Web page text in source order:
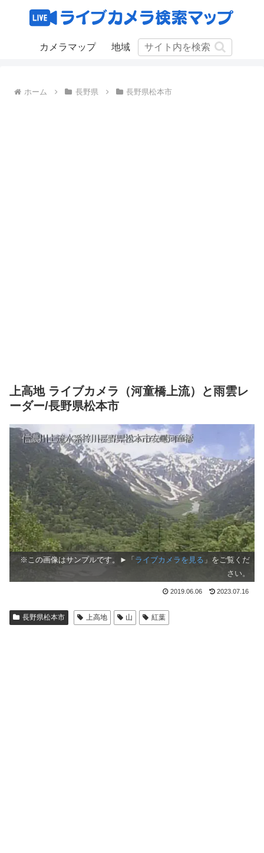
カメラマップ 地域
ホーム 長野県 長野県松本市
上高地 ライブカメラ（河童橋上流）と雨雲レ
ーダー/長野県松本市
※この画像はサンプルです。►「 ライブカメラを見る 」をご覧くだ
さい。
2019.06.06 2023.07.16
長野県松本市 上高地 山 紅葉